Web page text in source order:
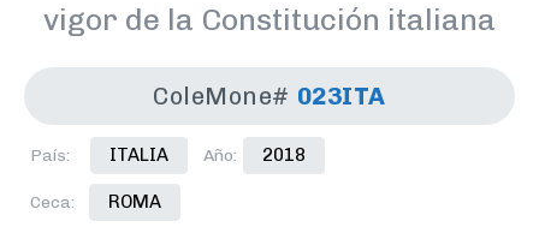
vigor de la Constitución italiana
ColeMone# 023ITA
País: ITALIA Año: 2018
Ceca: ROMA